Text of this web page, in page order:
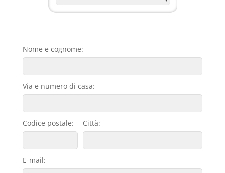
Nome e cognome:
Via e numero di casa:
Codice postale: Città:
E-mail: